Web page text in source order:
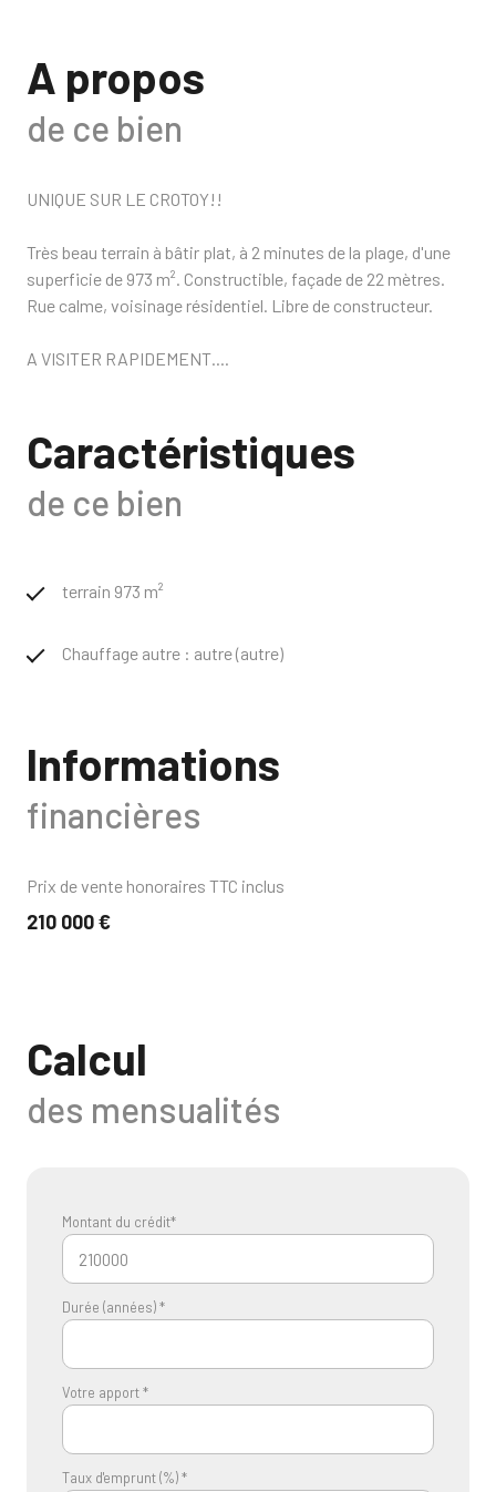
A propos
de ce bien
UNIQUE SUR LE CROTOY!!
Très beau terrain à bâtir plat, à 2 minutes de la plage, d'une
superficie de 973 m². Constructible, façade de 22 mètres.
Rue calme, voisinage résidentiel. Libre de constructeur.
A VISITER RAPIDEMENT....
Caractéristiques
de ce bien
terrain 973 m²
Chauffage autre : autre (autre)
Informations
financières
Prix de vente honoraires TTC inclus
210 000 €
Calcul
des mensualités
Montant du crédit*
Durée (années) *
Votre apport *
Taux d'emprunt (%) *